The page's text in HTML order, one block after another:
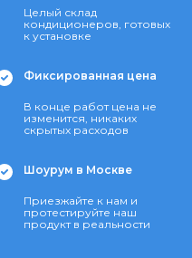
Целый склад
кондиционеров, готовых
к установке
Фиксированная цена
В конце работ цена не
изменится, никаких
скрытых расходов
Шоурум в Москве
Приезжайте к нам и
протестируйте наш
продукт в реальности